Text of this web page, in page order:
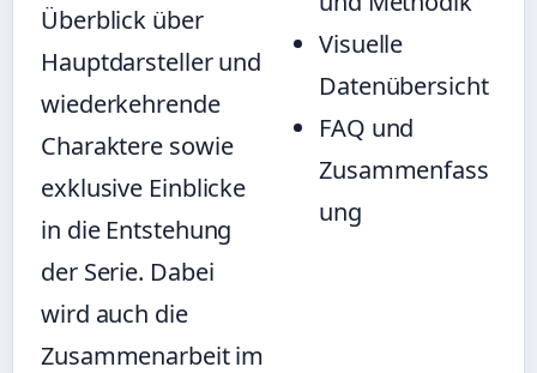
Überblick über
Hauptdarsteller und
wiederkehrende
Charaktere sowie
exklusive Einblicke
in die Entstehung
der Serie. Dabei
wird auch die
Zusammenarbeit im
Visuelle
Datenübersicht
FAQ und
Zusammenfass
ung